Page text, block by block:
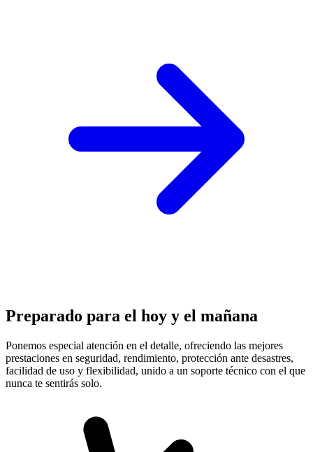
Preparado para el hoy y el mañana
Ponemos especial atención en el detalle, ofreciendo las mejores
prestaciones en seguridad, rendimiento, protección ante desastres,
facilidad de uso y flexibilidad, unido a un soporte técnico con el que
nunca te sentirás solo.